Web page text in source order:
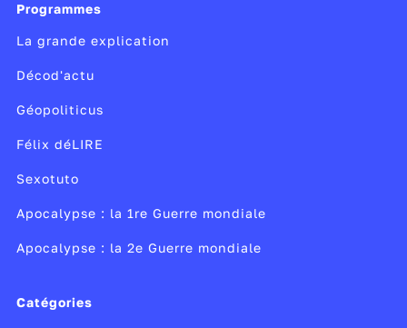
Programmes
La grande explication
Décod'actu
Géopoliticus
Félix déLIRE
Sexotuto
Apocalypse : la 1re Guerre mondiale
Apocalypse : la 2e Guerre mondiale
Catégories